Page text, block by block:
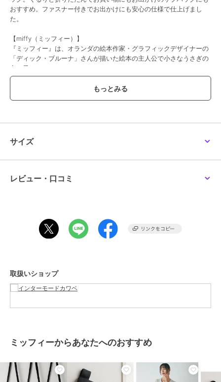
おすすめ。ファスナー付きでお出かけにも安心の仕様で仕上げまし
た。
【miffy（ミッフィー）】
『ミッフィー』は、オランダの絵本作家・グラフィックデザイナーの
「ディック・ブルーナ」さんが描いた絵本の主人公で小さなうさぎの
女の子。
ミッフィーと家族やおともだちが繰り広げるあたたかい物語は、世界
中の人々に愛され続けています。
These products are sold and delivered only within Japan.
ブランド ミッフィー
ショップ インターモードカワベ
性別タイプ
バッグ ／エコバッグ・サブバッ
カラー グレー、カーキ、ベージュ
素材
表地 ポリエステル100％ 裏地 ポリ
エステル100％
商品のお取り扱い方法
お手入れ 洗濯不可
サイズ
レビュー・口コミ
取扱いショップ
ミッフィーからあなたへのおすすめ